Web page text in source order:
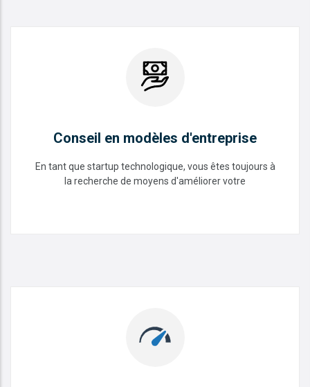
Conseil en modèles d'entreprise
En tant que startup technologique, vous êtes toujours à
la recherche de moyens d'améliorer votre